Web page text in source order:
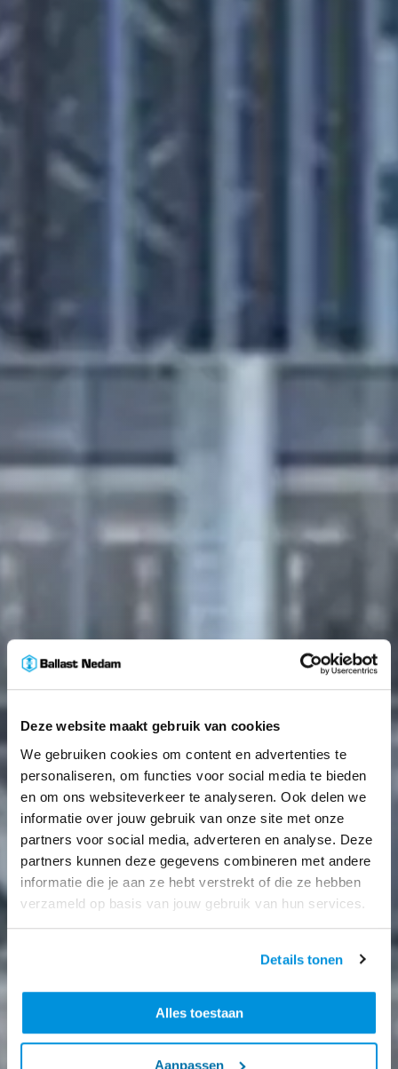
Deze website maakt gebruik van cookies
We gebruiken cookies om content en advertenties te
personaliseren, om functies voor social media te bieden
en om ons websiteverkeer te analyseren. Ook delen we
informatie over jouw gebruik van onze site met onze
partners voor social media, adverteren en analyse. Deze
partners kunnen deze gegevens combineren met andere
informatie die je aan ze hebt verstrekt of die ze hebben
verzameld op basis van jouw gebruik van hun services.
Details tonen
Alles toestaan
Aanpassen